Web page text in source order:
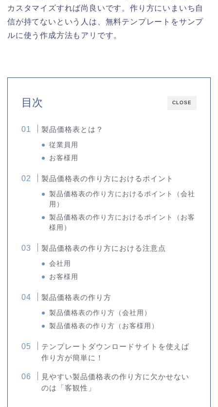
カスタマイズすれば尚良いです。作り方にいまいち自
信が持てないという人は、無料テンプレートをサンプ
ルに使う作成方法もアリです。
CLOSE
目次
製品価格表とは？
従業員用
お客様用
製品価格表の作り方におけるポイント
製品価格表の作り方におけるポイント（会社
用）
製品価格表の作り方におけるポイント（お客
様用）
製品価格表の作り方における注意点
会社用
お客様用
製品価格表の作り方
製品価格表の作り方（会社用）
製品価格表の作り方（お客様用）
テンプレートダウンロードサイトを使えば
作り方が簡単に！
見やすい製品価格表の作り方に欠かせない
のは「客観性」